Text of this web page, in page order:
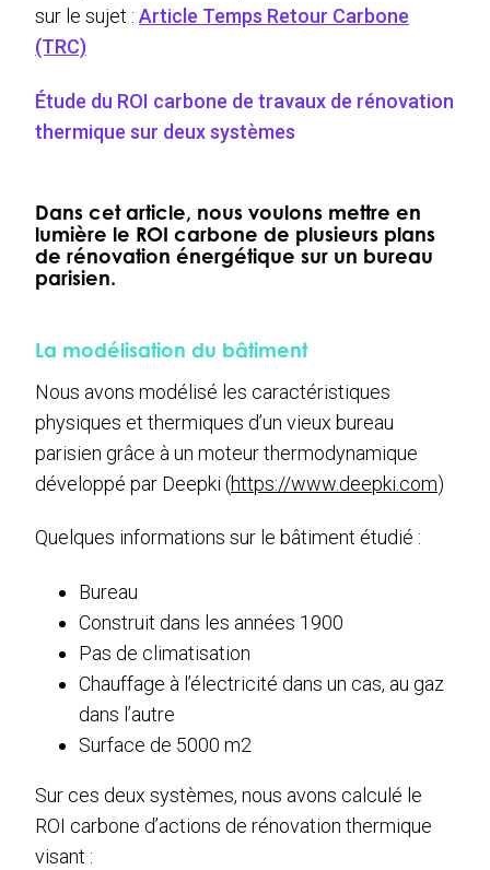
sur le sujet : Article Temps Retour Carbone
(TRC)
Étude du ROI carbone de travaux de rénovation
thermique sur deux systèmes
Dans cet article, nous voulons mettre en
lumière le ROI carbone de plusieurs plans
de rénovation énergétique sur un bureau
parisien.
La modélisation du bâtiment
Nous avons modélisé les caractéristiques
physiques et thermiques d’un vieux bureau
parisien grâce à un moteur thermodynamique
développé par Deepki (https://www.deepki.com)
Quelques informations sur le bâtiment étudié :
Bureau
Construit dans les années 1900
Pas de climatisation
Chauffage à l’électricité dans un cas, au gaz
dans l’autre
Surface de 5000 m2
Sur ces deux systèmes, nous avons calculé le
ROI carbone d’actions de rénovation thermique
visant :